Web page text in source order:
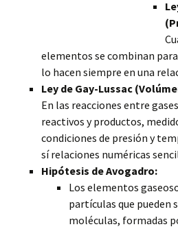
elementos se combinan
lo hacen siempre en una
Ley de Gay-Lussac
En las reacciones entre
reactivos y productos,
condiciones de presión y
sí relaciones numéricas
Hipótesis de Avogadro:
Los elementos
partículas que pueden
moléculas, formadas